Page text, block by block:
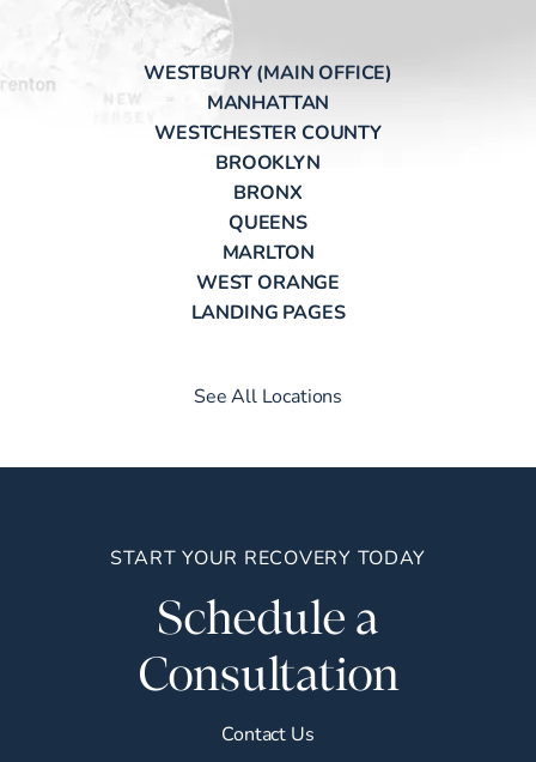
WESTBURY (MAIN OFFICE)
MANHATTAN
WESTCHESTER COUNTY
BROOKLYN
BRONX
QUEENS
MARLTON
WEST ORANGE
LANDING PAGES
See All Locations
START YOUR RECOVERY TODAY
Schedule a
Consultation
Contact Us